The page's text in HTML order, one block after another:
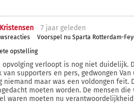
7 jaargeleden
Voorspel nu Sparta Rotterdam-
opstelling
opvolging verloopt is nog niet duidelijk.
van supporters en pers, gedwongen
niemand maar was een voldongen feit.
moeten worden. De mensen
waren moeten nu